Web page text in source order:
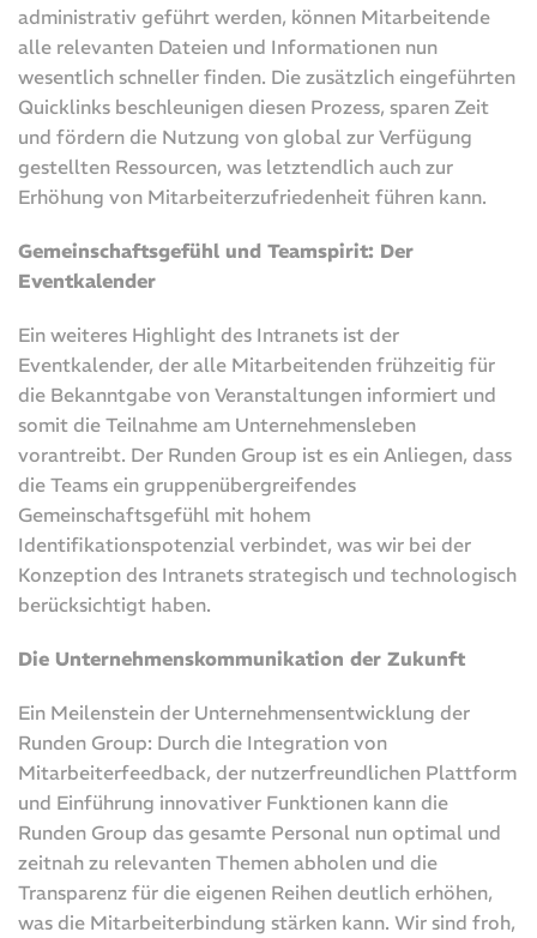
administrativ geführt werden, können Mitarbeitende
alle relevanten Dateien und Informationen nun
wesentlich schneller finden. Die zusätzlich eingeführten
Quicklinks beschleunigen diesen Prozess, sparen Zeit
und fördern die Nutzung von global zur Verfügung
gestellten Ressourcen, was letztendlich auch zur
Erhöhung von Mitarbeiterzufriedenheit führen kann.
Gemeinschaftsgefühl und Teamspirit: Der
Eventkalender
Ein weiteres Highlight des Intranets ist der
Eventkalender, der alle Mitarbeitenden frühzeitig für
die Bekanntgabe von Veranstaltungen informiert und
somit die Teilnahme am Unternehmensleben
vorantreibt. Der Runden Group ist es ein Anliegen, dass
die Teams ein gruppenübergreifendes
Gemeinschaftsgefühl mit hohem
Identifikationspotenzial verbindet, was wir bei der
Konzeption des Intranets strategisch und technologisch
berücksichtigt haben.
Die Unternehmenskommunikation der Zukunft
Ein Meilenstein der Unternehmensentwicklung der
Runden Group: Durch die Integration von
Mitarbeiterfeedback, der nutzerfreundlichen Plattform
und Einführung innovativer Funktionen kann die
Runden Group das gesamte Personal nun optimal und
zeitnah zu relevanten Themen abholen und die
Transparenz für die eigenen Reihen deutlich erhöhen,
was die Mitarbeiterbindung stärken kann. Wir sind froh,